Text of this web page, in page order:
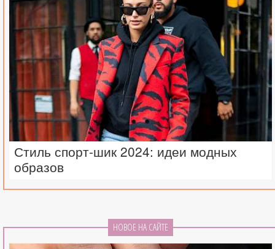
Стиль спорт-шик 2024: идеи модных
образов
НОВОЕ НА САЙТЕ